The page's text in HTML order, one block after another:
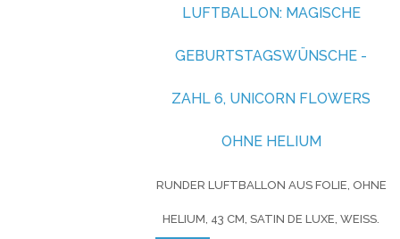
LUFTBALLON: MAGISCHE
GEBURTSTAGSWÜNSCHE -
ZAHL 6, UNICORN FLOWERS
OHNE HELIUM
RUNDER LUFTBALLON AUS FOLIE, OHNE
HELIUM, 43 CM, SATIN DE LUXE, WEISS.